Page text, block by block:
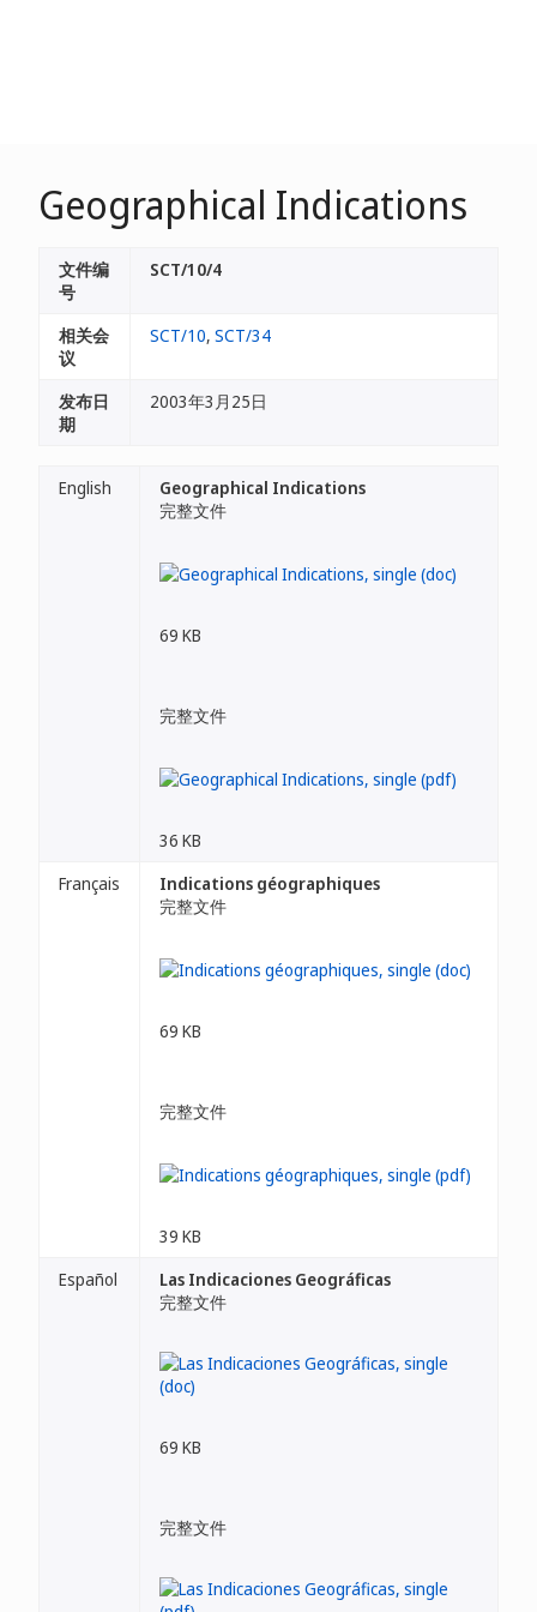
Geographical Indications
文件编
号
SCT/10/4
相关会
议
SCT/10, SCT/34
发布日
期
2003年3月25日
English
Geographical Indications
完整文件
69 KB
完整文件
36 KB
Français
Indications géographiques
完整文件
69 KB
完整文件
39 KB
Español
Las Indicaciones Geográficas
完整文件
69 KB
完整文件